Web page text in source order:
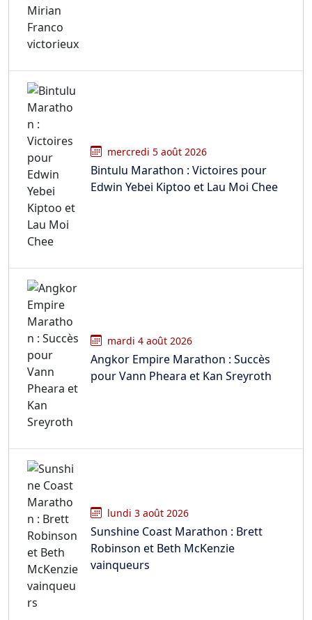
mercredi 5 août 2026
Bintulu Marathon : Victoires pour
Edwin Yebei Kiptoo et Lau Moi Chee
mardi 4 août 2026
Angkor Empire Marathon : Succès
pour Vann Pheara et Kan Sreyroth
lundi 3 août 2026
Sunshine Coast Marathon : Brett
Robinson et Beth McKenzie
vainqueurs